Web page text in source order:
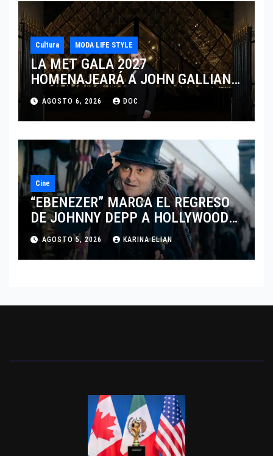
Cultura MODA LIFE STYLE
LA MET GALA 2027
HOMENAJEARÁ A JOHN GALLIANO
MARCANDO EL REGRESO DEL REY
DEL DRAMATISMO
AGOSTO 6, 2026 DOC
Cine
“EBENEZER” MARCA EL REGRESO
DE JOHNNY DEPP A HOLLYWOOD
TRAS SU PASO POR EL CINE
INDEPENDIENTE EUROPEO
AGOSTO 5, 2026 KARINA ELIAN